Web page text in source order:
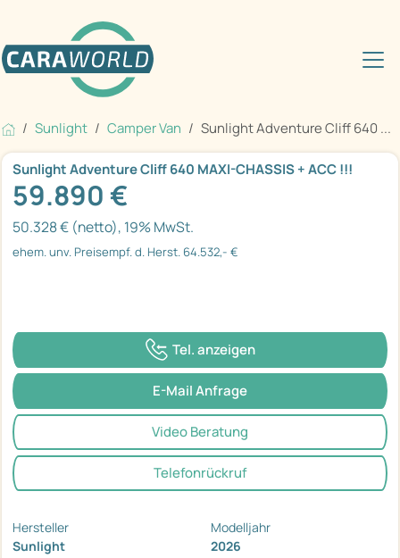
Sunlight Camper Van Sunlight Adventure Cliff 640 ...
Sunlight Adventure Cliff 640 MAXI-CHASSIS + ACC !!!
59.890 €
50.328 € (netto), 19% MwSt.
ehem. unv. Preisempf. d. Herst. 64.532,- €
Tel. anzeigen
E-Mail Anfrage
Video Beratung
Telefonrückruf
Hersteller
Sunlight
Modelljahr
2026